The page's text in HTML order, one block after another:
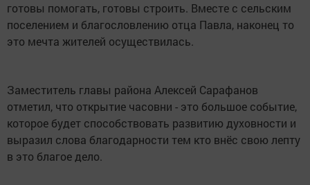
готовы помогать, готовы строить. Вместе с сельским
поселением и благословлению отца Павла, наконец то
это мечта жителей осуществилась.
Заместитель главы района Алексей Сарафанов
отметил, что открытие часовни - это большое событие,
которое будет способствовать развитию духовности и
выразил слова благодарности тем кто внёс свою лепту
в это благое дело.